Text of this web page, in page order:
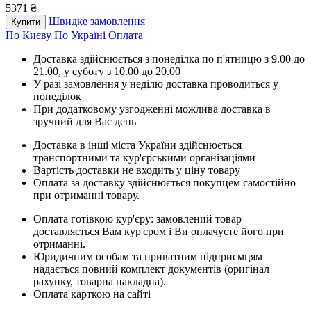
5371 ₴
Купити
Швидке замовлення
По Києву По Україні Оплата
Доставка здійснюється з понеділка по п'ятницю з 9.00 до
21.00, у суботу з 10.00 до 20.00
У разі замовлення у неділю доставка проводиться у
понеділок
При додатковому узгодженні можлива доставка в
зручний для Вас день
Доставка в інші міста України здійснюється
транспортними та кур'єрськими організаціями
Вартість доставки не входить у ціну товару
Оплата за доставку здійснюється покупцем самостійно
при отриманні товару.
Оплата готівкою кур'єру: замовлений товар
доставляється Вам кур'єром і Ви оплачуєте його при
отриманні.
Юридичним особам та приватним підприємцям
надається повний комплект документів (оригінал
рахунку, товарна накладна).
Оплата карткою на сайті